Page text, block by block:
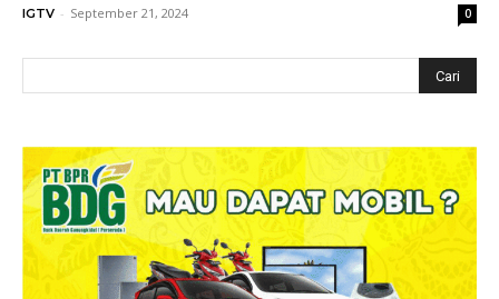
IGTV - September 21, 2024 0